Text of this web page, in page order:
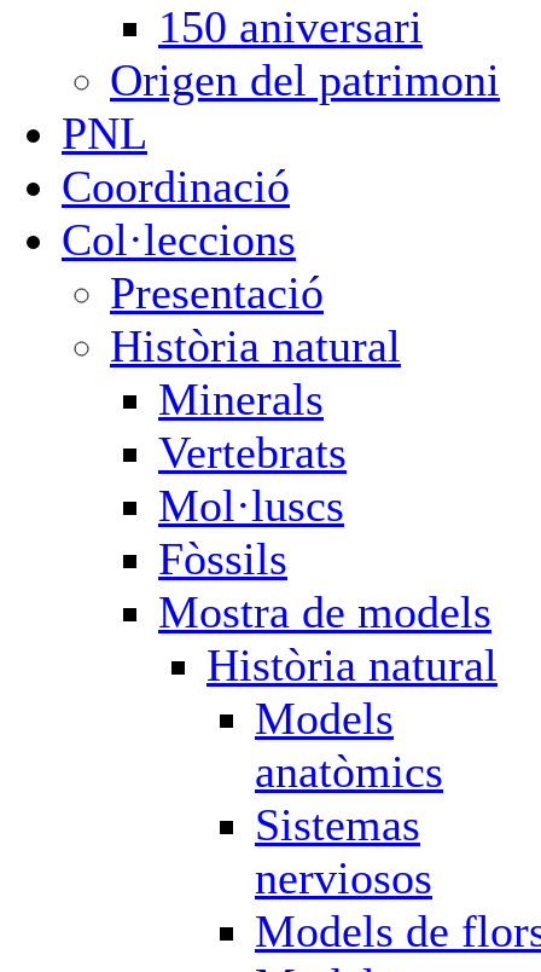
150 aniversari
Origen del patrimoni
PNL
Coordinació
Col·leccions
Presentació
Història natural
Minerals
Vertebrats
Mol·luscs
Fòssils
Mostra de models
Història natural
Models
anatòmics
Sistemas
nerviosos
Models de